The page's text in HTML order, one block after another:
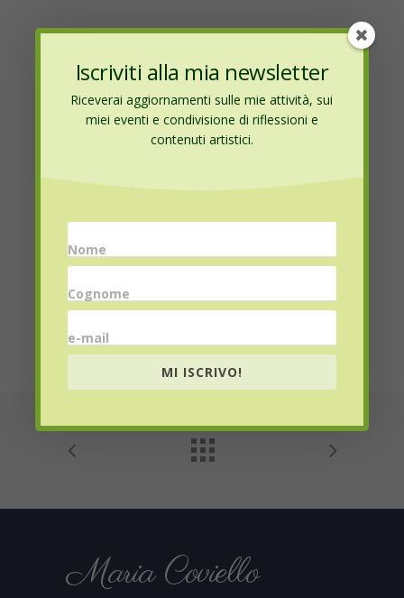
Maria Coviello
Iscriviti alla mia newsletter
Riceverai aggiornamenti sulle mie attività, sui
miei eventi e condivisione di riflessioni e
contenuti artistici.
Nome
Cognome
e-mail
MI ISCRIVO!